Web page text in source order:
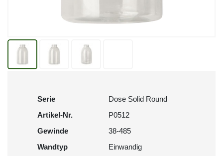
Serie
Dose Solid Round
Artikel-Nr.
P0512
Gewinde
38-485
Wandtyp
Einwandig